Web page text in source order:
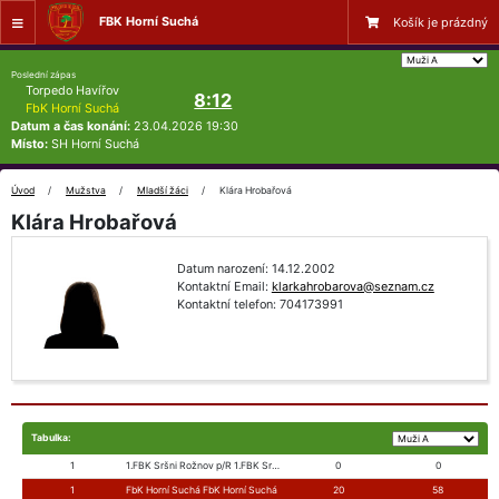
FBK Horní Suchá Košík je prázdný
Poslední zápas
Torpedo Havířov
FbK Horní Suchá
8:12
Datum a čas konání: 23.04.2026 19:30
Místo: SH Horní Suchá
Úvod Mužstva Mladší žáci Klára Hrobařová
Klára Hrobařová
Datum narození: 14.12.2002
Kontaktní Email: klarkahrobarova@seznam.cz
Kontaktní telefon: 704173991
Tabulka:
1 0 0
1 FbK Horní Suchá FbK Horní Suchá 20 58